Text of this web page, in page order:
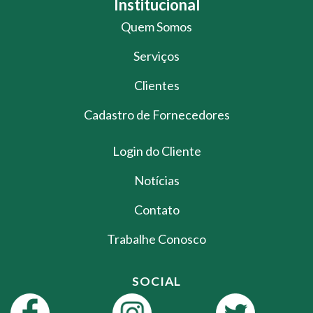
Institucional
Quem Somos
Serviços
Clientes
Cadastro de Fornecedores
Login do Cliente
Notícias
Contato
Trabalhe Conosco
SOCIAL